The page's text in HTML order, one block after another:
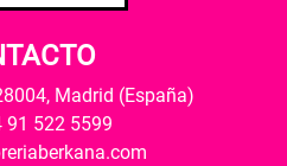
Madrid (España)
91 522 5599